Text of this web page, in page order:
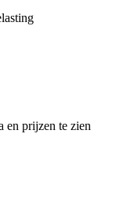
en prijzen te zien